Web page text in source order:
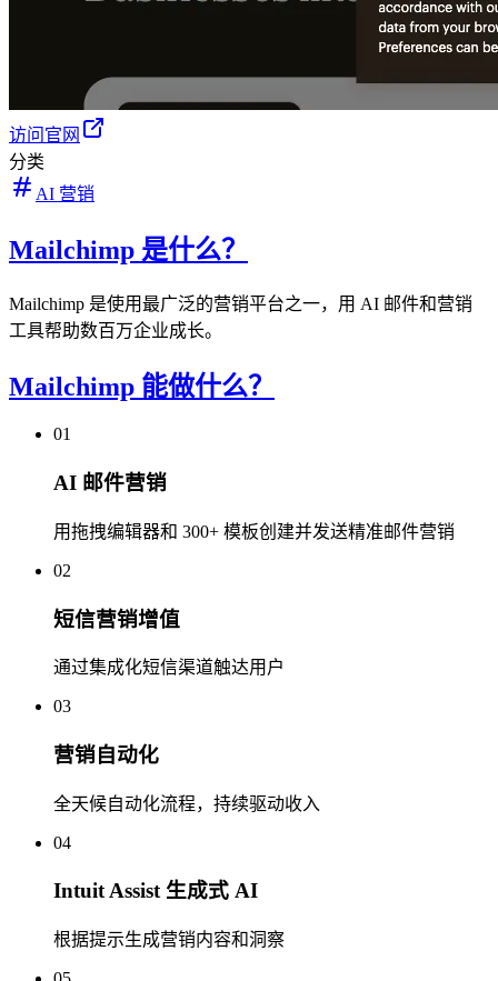
访问官网
分类
AI 营销
Mailchimp 是什么？
Mailchimp 是使用最广泛的营销平台之一，用 AI 邮件和营销
工具帮助数百万企业成长。
Mailchimp 能做什么？
01
AI 邮件营销
用拖拽编辑器和 300+ 模板创建并发送精准邮件营销
02
短信营销增值
通过集成化短信渠道触达用户
03
营销自动化
全天候自动化流程，持续驱动收入
04
Intuit Assist 生成式 AI
根据提示生成营销内容和洞察